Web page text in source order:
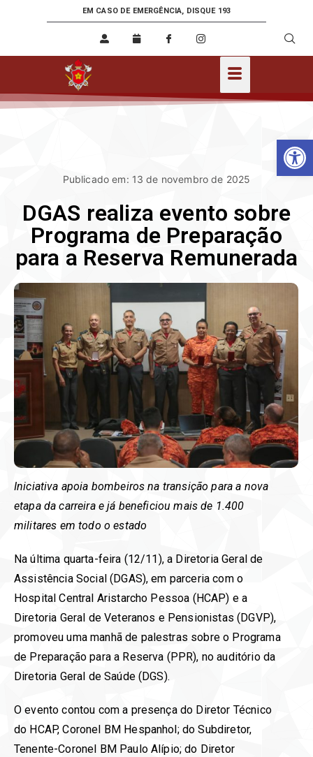
EM CASO DE EMERGÊNCIA, DISQUE 193
Publicado em: 13 de novembro de 2025
DGAS realiza evento sobre
Programa de Preparação
para a Reserva Remunerada
Iniciativa apoia bombeiros na transição para a nova
etapa da carreira e já beneficiou mais de 1.400
militares em todo o estado
Na última quarta-feira (12/11), a Diretoria Geral de
Assistência Social (DGAS), em parceria com o
Hospital Central Aristarcho Pessoa (HCAP) e a
Diretoria Geral de Veteranos e Pensionistas (DGVP),
promoveu uma manhã de palestras sobre o Programa
de Preparação para a Reserva (PPR), no auditório da
Diretoria Geral de Saúde (DGS).
O evento contou com a presença do Diretor Técnico
do HCAP, Coronel BM Hespanhol; do Subdiretor,
Tenente-Coronel BM Paulo Alípio; do Diretor